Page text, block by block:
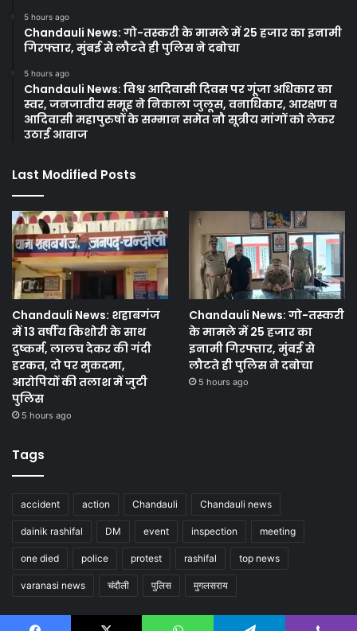
5 hours ago
Chandauli News: गो-तस्करी के मामले में 25 हजार का इनामी
गिरफ्तार, मुंबई से लौटते ही पुलिस ने दबोचा
5 hours ago
Chandauli News: विश्व आदिवासी दिवस पर गूंजा अधिकार का
स्वर, जनजातीय समूह ने निकाला जुलूस, वनाधिकार, आरक्षण व
आदिवासी महापुरुषों के सम्मान समेत नौ सूत्रीय मांगों को लेकर
उठाई आवाज
Last Modified Posts
Chandauli News: शहाबगंज
में 13 वर्षीय किशोरी के साथ
दुष्कर्म, लालच देकर की गंदी
हरकत, दो पर मुकदमा,
आरोपियों की तलाश में जुटी
पुलिस
5 hours ago
Chandauli News: गो-तस्करी
के मामले में 25 हजार का
इनामी गिरफ्तार, मुंबई से
लौटते ही पुलिस ने दबोचा
5 hours ago
Tags
accident action Chandauli Chandauli news
dainik rashifal DM event inspection meeting
one died police protest rashifal top news
varanasi news चंदौली पुलिस मुगलसराय